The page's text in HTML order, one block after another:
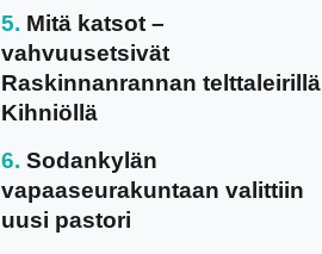
Mitä katsot –
vahvuusetsivät
Raskinnanrannan telttaleirillä
Kihniöllä
Sodankylän
vapaaseurakuntaan valittiin
uusi pastori